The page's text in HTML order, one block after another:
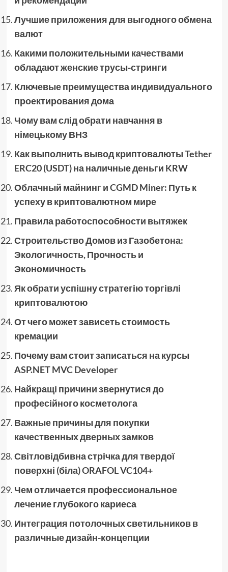
Лучшие приложения для выгодного обмена
валют
Какими положительными качествами
обладают женские трусы-стринги
Ключевые преимущества индивидуального
проектирования дома
Чому вам слід обрати навчання в
німецькому ВНЗ
Как выполнить вывод криптовалюты Tether
ERC20 (USDT) на наличные деньги KRW
Облачный майнинг и CGMD Miner: Путь к
успеху в криптовалютном мире
Правила работоспособности вытяжек
Строительство Домов из Газобетона:
Экологичность, Прочность и
Экономичность
Як обрати успішну стратегію торгівлі
криптовалютою
От чего может зависеть стоимость
кремации
Почему вам стоит записаться на курсы
ASP.NET MVC Developer
Найкращі причини звернутися до
професійного косметолога
Важные причины для покупки
качественных дверных замков
Світловідбивна стрічка для твердої
поверхні (біла) ORAFOL VC104+
Чем отличается профессиональное
лечение глубокого кариеса
Интеграция потолочных светильников в
различные дизайн-концепции